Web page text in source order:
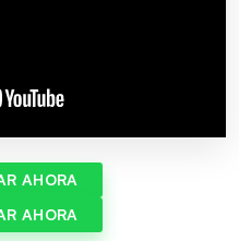
AHORA
AHORA